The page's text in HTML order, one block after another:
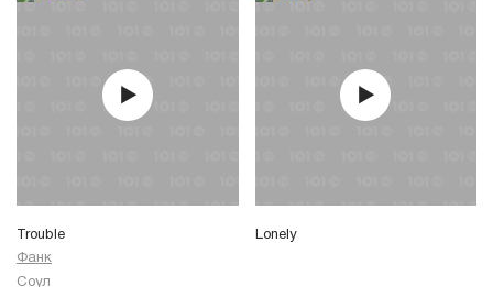
Trouble
Фанк
Соул
Lonely